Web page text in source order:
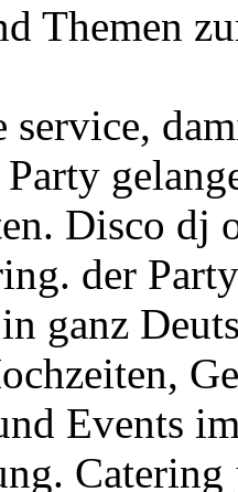
Themen
Disco dj
der
ganz
Events